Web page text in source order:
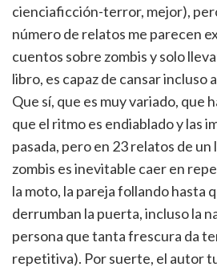
cienciaficción-terror, mejor),
número de relatos me parecen
cuentos sobre zombis y solo
libro, es capaz de cansar incluso
Que sí, que es muy variado, que
que el ritmo es endiablado y las
pasada, pero en 23 relatos de
zombis es inevitable caer en
la moto, la pareja follando hasta
derrumban la puerta, incluso la
persona que tanta frescura da
repetitiva). Por suerte, el autor